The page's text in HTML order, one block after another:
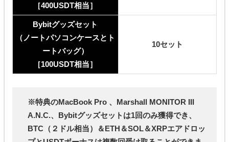
［400USDT相当］
Bybitグッズセット
（ノートパソコンケースとト
ートバッグ）
［100USDT相当］
10セット
※特典のMacBook Pro 、Marshall MONITOR III
A.N.C.、Bybitグッズセットは1回のみ獲得でき、
BTC（２ドル相当）＆ETH＆SOL＆XRPエアドロッ